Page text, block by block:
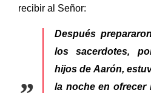
recibir al Señor:
Después
los sacerdotes,
hijos de Aarón,
la noche en ofrecer